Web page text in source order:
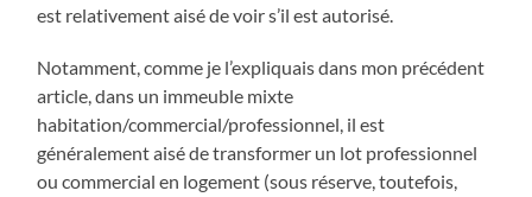
est relativement aisé de voir s’il est autorisé.
Notamment, comme je l’expliquais dans mon précédent
article, dans un immeuble mixte
habitation/commercial/professionnel, il est
généralement aisé de transformer un lot professionnel
ou commercial en logement (sous réserve, toutefois,